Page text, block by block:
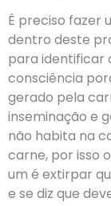
É preciso fazer
dentro deste
para identificar
consciência
gerado pela
inseminação e
não habita na
carne, por isso
um é extirpar
e se diz que